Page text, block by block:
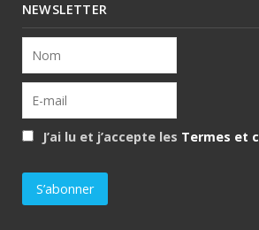
NEWSLETTER
J’ai lu et j’accepte les Termes et